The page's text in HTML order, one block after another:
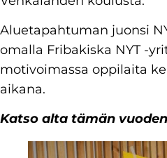
Aluetapahtuman juonsi
omalla Fribakiska NYT -
motivoimassa oppilaita
aikana.
Katso alta tämän